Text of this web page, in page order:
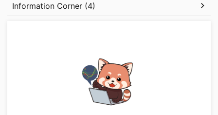
Information Corner (4)